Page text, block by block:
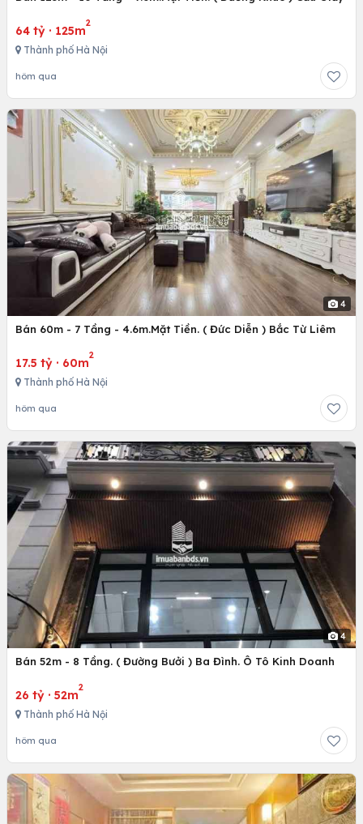
64 tỷ · 125m
2
Thành phố Hà Nội
hôm qua
4
Bán 60m - 7 Tầng - 4.6m.Mặt Tiền. ( Đức Diễn ) Bắc Từ Liêm
17.5 tỷ · 60m
2
Thành phố Hà Nội
hôm qua
4
Bán 52m - 8 Tầng. ( Đường Bưởi ) Ba Đình. Ô Tô Kinh Doanh
26 tỷ · 52m
2
Thành phố Hà Nội
hôm qua